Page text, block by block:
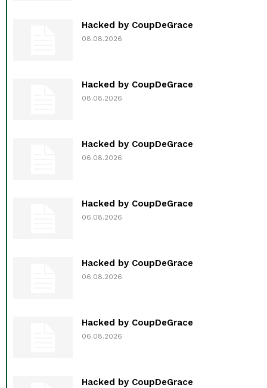
Hacked by CoupDeGrace
08.08.2026
Hacked by CoupDeGrace
08.08.2026
Hacked by CoupDeGrace
06.08.2026
Hacked by CoupDeGrace
06.08.2026
Hacked by CoupDeGrace
06.08.2026
Hacked by CoupDeGrace
06.08.2026
Hacked by CoupDeGrace